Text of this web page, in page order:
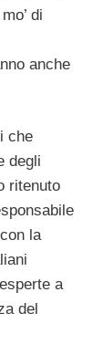
di
anche
che
degli
ritenuto
la
a
del